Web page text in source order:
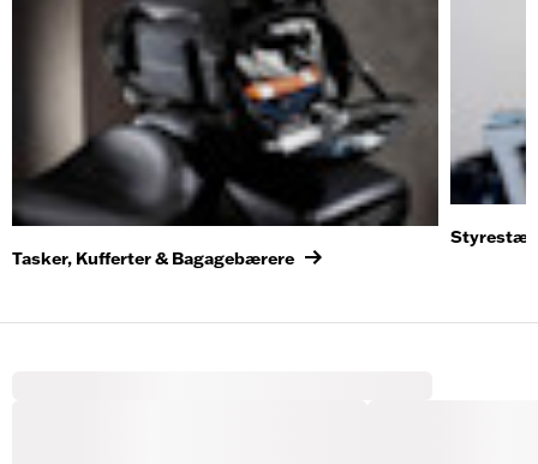
Tasker, Kufferter & Bagagebærere